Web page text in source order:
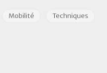
Mobilité
Techniques